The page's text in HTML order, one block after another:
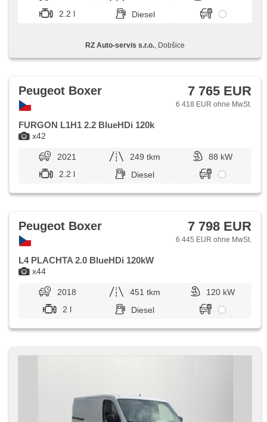
Fahrer-Airbag, přední pohon, Handgetriebe, 6
Geschwindigkeitsgänge, erfüllt 'EURO VI', ABS
2.2 l
Diesel
RZ Auto-servis s.r.o. , Dobšice
x42
Peugeot Boxer 7 765 EUR
6 418 EUR ohne MwSt.
FURGON L1H1 2.2 BlueHDi 120k
2021 249 tkm
88 kW
2.2 l
Diesel
x44
Peugeot Boxer 7 798 EUR
6 445 EUR ohne MwSt.
L4 PLACHTA 2.0 BlueHDi 120kW
2018 451 tkm
120 kW
2 l
Diesel